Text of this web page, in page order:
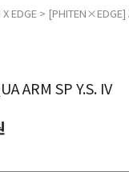
EDGE > [PHITEN×EDGE]
ARM SP Y.S. IV